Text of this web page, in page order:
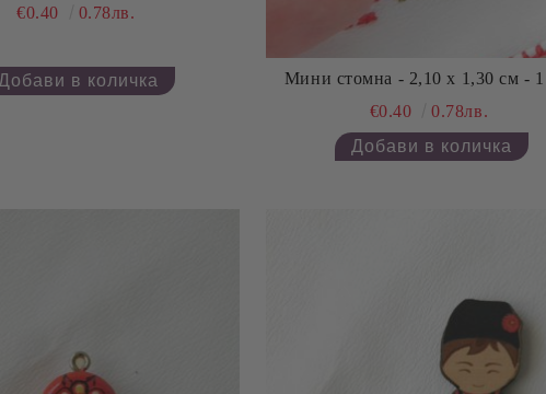
€0.40 0.78лв.
Мини стомна - 2,10 х 1,30 см - 1
€0.40
0.78лв.